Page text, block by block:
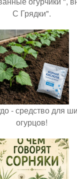
С Грядки".
- средство для
огурцов!